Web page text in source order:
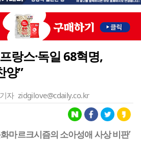
랑스·독일 68혁명,
양”
자 zidgilove@cdaily.co.kr
마르크시즘의 소아성애 사상 비판’